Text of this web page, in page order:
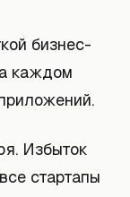
бизнес-
каждом
Избыток
стартапы